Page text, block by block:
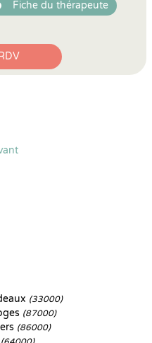
Fiche du thérapeute
(33000)
(87000)
(86000)